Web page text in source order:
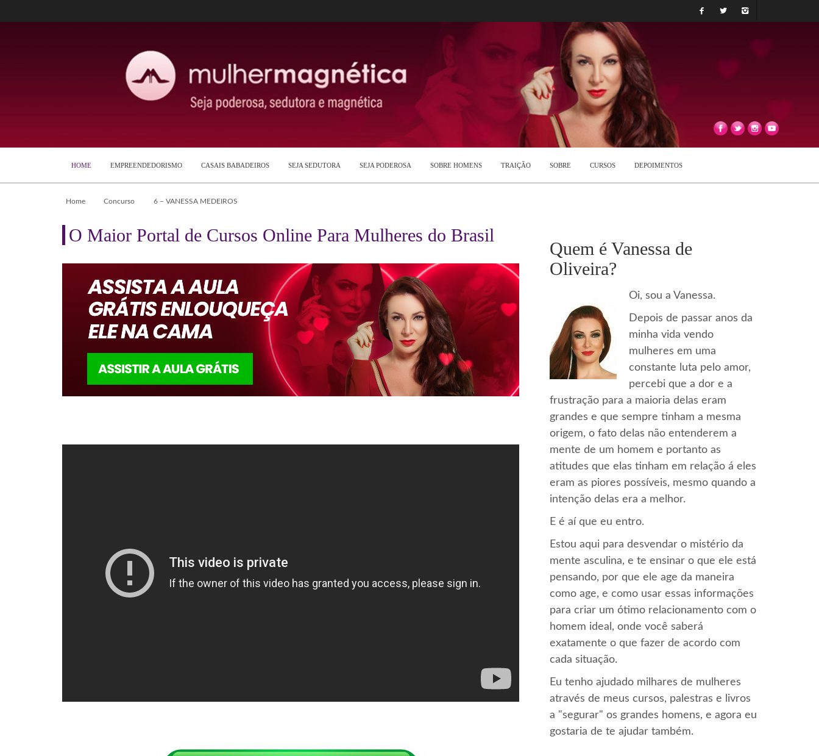
HOME EMPREENDEDORISMO CASAIS BABADEIROS SEJA SEDUTORA SEJA PODEROSA SOBRE HOMENS TRAIÇÃO SOBRE CURSOS DEPOIMENTOS
Home Concurso 6 – VANESSA MEDEIROS
O Maior Portal de Cursos Online Para Mulheres do Brasil
Quem é Vanessa de
Oliveira?
Oi, sou a Vanessa.
Depois de passar anos da
minha vida vendo
mulheres em uma
constante luta pelo amor,
percebi que a dor e a
frustração para a maioria delas eram
grandes e que sempre tinham a mesma
origem, o fato delas não entenderem a
mente de um homem e portanto as
atitudes que elas tinham em relação á eles
eram as piores possíveis, mesmo quando a
intenção delas era a melhor.
E é aí que eu entro.
Estou aqui para desvendar o mistério da
mente asculina, e te ensinar o que ele está
pensando, por que ele age da maneira
como age, e como usar essas informações
para criar um ótimo relacionamento com o
homem ideal, onde você saberá
exatamente o que fazer de acordo com
cada situação.
Eu tenho ajudado milhares de mulheres
através de meus cursos, palestras e livros
a "segurar" os grandes homens, e agora eu
gostaria de te ajudar também.